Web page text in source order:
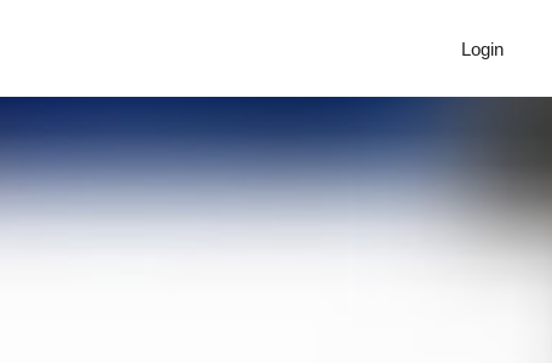
Login